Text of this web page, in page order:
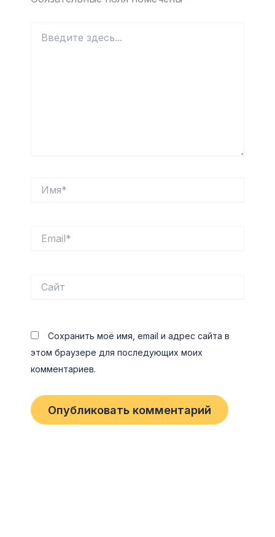
здесь...
Сохранить моё имя, email и адрес сайта в
этом браузере для последующих моих
комментариев.